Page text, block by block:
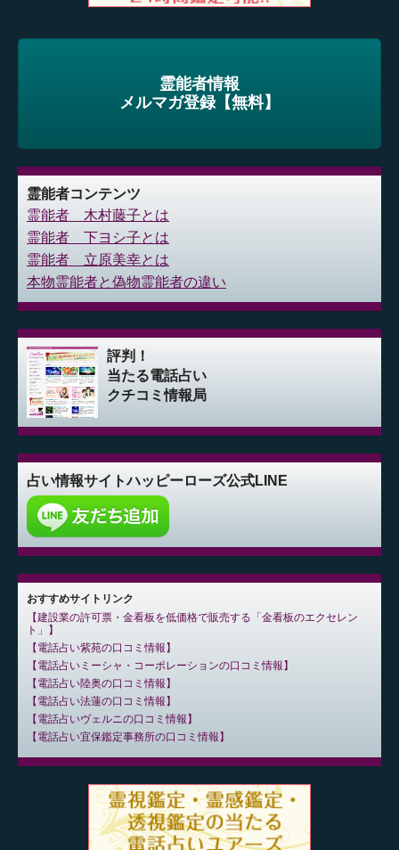
霊能者情報
メルマガ登録【無料】
霊能者コンテンツ
霊能者 木村藤子とは
霊能者 下ヨシ子とは
霊能者 立原美幸とは
本物霊能者と偽物霊能者の違い
評判！
当たる電話占い
クチコミ情報局
占い情報サイトハッピーローズ公式LINE
おすすめサイトリンク
建設業の許可票・金看板を低価格で販売する「金看板のエクセレン
ト」
電話占い紫苑の口コミ情報
電話占いミーシャ・コーポレーションの口コミ情報
電話占い陸奥の口コミ情報
電話占い法蓮の口コミ情報
電話占いヴェルニの口コミ情報
電話占い宜保鑑定事務所の口コミ情報